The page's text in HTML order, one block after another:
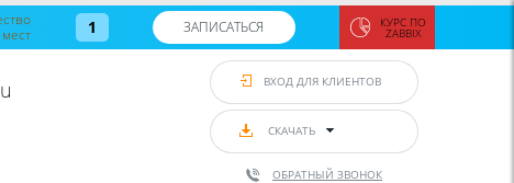
1 ЗАПИСАТЬСЯ КУРС ПО
ZABBIX
ВХОД ДЛЯ КЛИЕНТОВ
СКАЧАТЬ
ОБРАТНЫЙ ЗВОНОК